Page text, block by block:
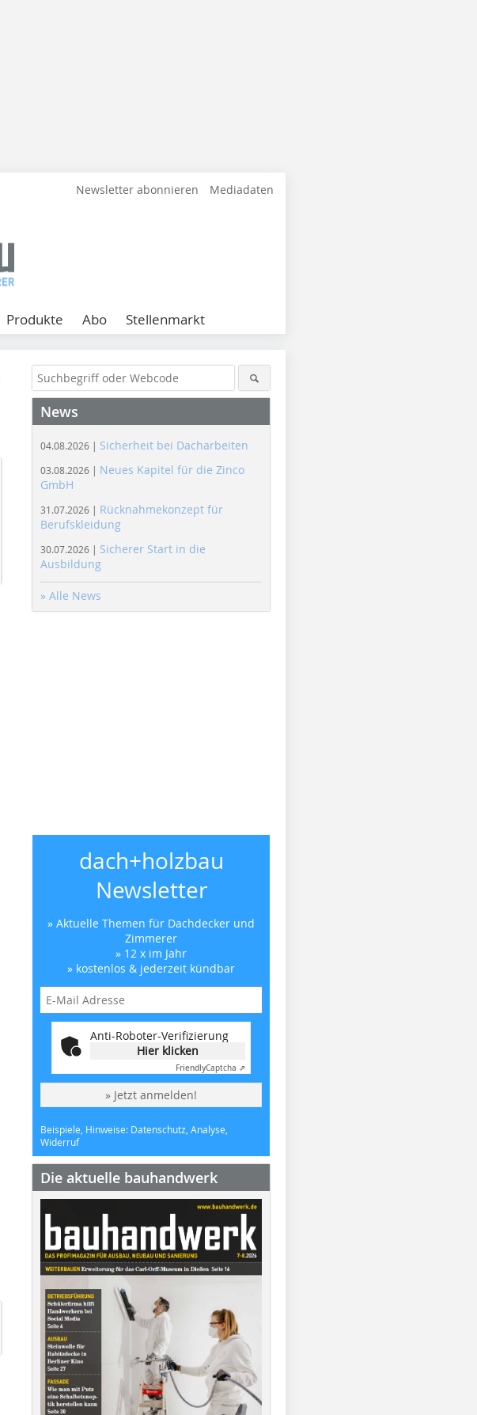
Newsletter abonnieren Mediadaten
Produkte Abo Stellenmarkt
News
04.08.2026 | Sicherheit bei Dacharbeiten
03.08.2026 | Neues Kapitel für die Zinco
GmbH
31.07.2026 | Rücknahmekonzept für
Berufskleidung
30.07.2026 | Sicherer Start in die
Ausbildung
» Alle News
dach+holzbau
Newsletter
» Aktuelle Themen für Dachdecker und
Zimmerer
» 12 x im Jahr
» kostenlos & jederzeit kündbar
Anti-Roboter-Verifizierung
Hier klicken
FriendlyCaptcha ⇗
» Jetzt anmelden!
Beispiele, Hinweise: Datenschutz, Analyse,
Widerruf
Die aktuelle bauhandwerk